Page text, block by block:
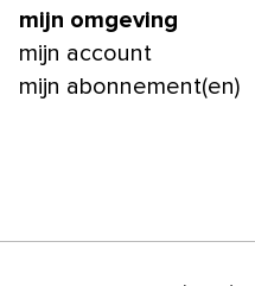
mijn omgeving
mijn account
mijn abonnement(en)